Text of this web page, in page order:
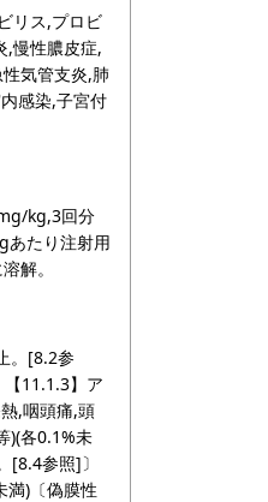
リス,プロビ
,慢性膿皮症,
気管支炎,肺
感染,子宮付
kg,3回分
あたり注射用
解。
。[8.2参
11.1.3】ア
,咽頭痛,頭
)(各0.1%未
[8.4参照]〕
満)〔偽膜性